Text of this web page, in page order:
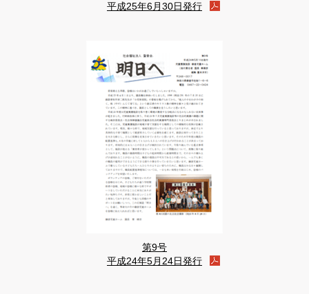
平成25年6月30日発行
第9号
平成24年5月24日発行